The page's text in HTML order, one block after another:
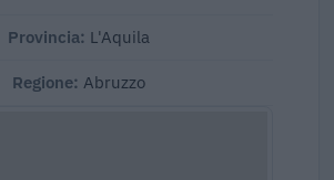
Provincia: L'Aquila
Regione: Abruzzo